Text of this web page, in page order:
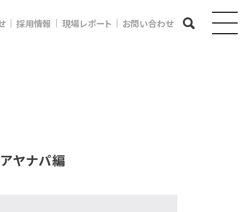
採用情報 現場レポート お問い合わせ
ヤナパ編